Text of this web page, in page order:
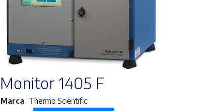
Monitor 1405 F
Marca Thermo Scientific